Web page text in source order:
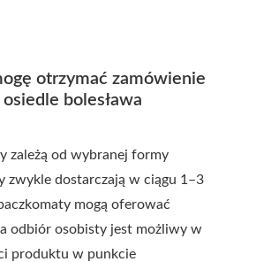
otrzymać zamówienie
osiedle bolesława
zależą od wybranej formy
zwykle dostarczają w ciągu 1–3
mogą oferować
odbiór osobisty jest możliwy w
produktu w punkcie